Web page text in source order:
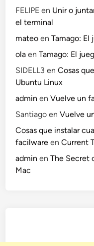
FELIPE en Unir o
el terminal
mateo enTamago: El
ola enTamago: El
SIDELL3 enCosas
Ubuntu Linux
admin enVuelve un
Santiago enVuelve
Cosas que instalar
facilware enCurrent
admin enThe Secret
Mac